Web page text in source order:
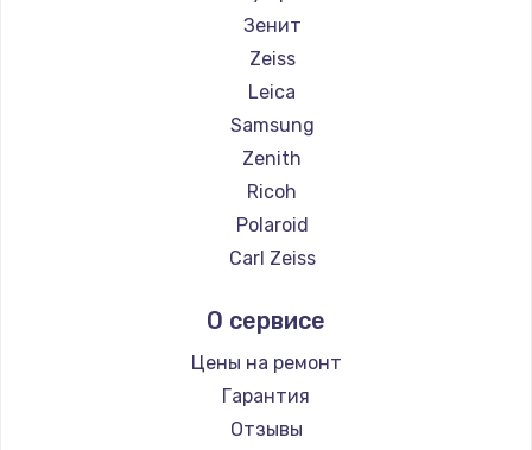
Зенит
Zeiss
Leica
Samsung
Zenith
Ricoh
Polaroid
Carl Zeiss
LUMIX
Kodak
Blackmagic
О сервисе
Цены на ремонт
Гарантия
Отзывы